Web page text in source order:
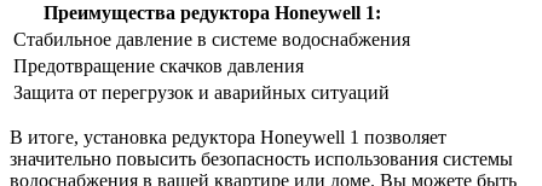
Преимущества редуктора Honeywell 1:
Стабильное давление в системе водоснабжения
Предотвращение скачков давления
Защита от перегрузок и аварийных ситуаций
В итоге, установка редуктора Honeywell 1 позволяет
значительно повысить безопасность использования системы
водоснабжения в вашей квартире или доме. Вы можете быть